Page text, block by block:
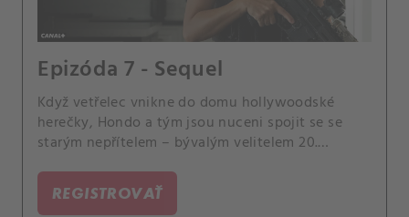
Epizóda 7 - Sequel
Když vetřelec vnikne do domu hollywoodské
herečky, Hondo a tým jsou nuceni spojit se se
starým nepřítelem – bývalým velitelem 20.
nebezpečného zločince, který se nezastaví před
ničím, aby dostal, co chce.
REGISTROVAŤ